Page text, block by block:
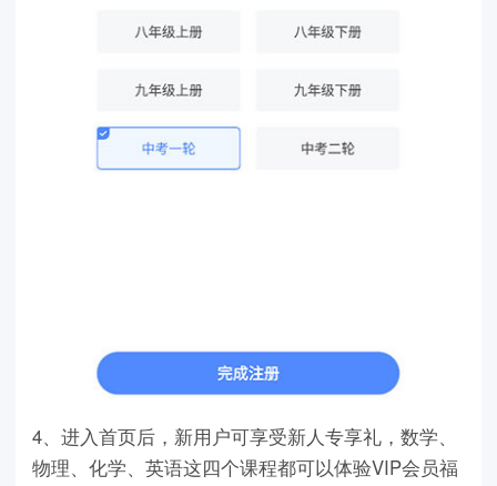
4、进入首页后，新用户可享受新人专享礼，数学、
物理、化学、英语这四个课程都可以体验VIP会员福